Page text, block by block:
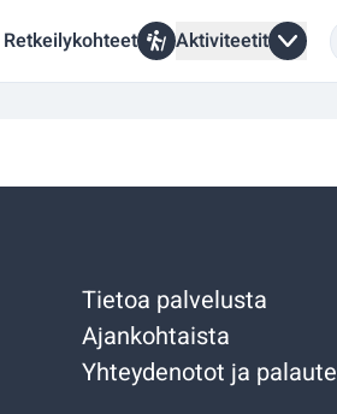
Retkeilykohteet Aktiviteetit
Tietoa palvelusta
Ajankohtaista
Yhteydenotot ja palaute